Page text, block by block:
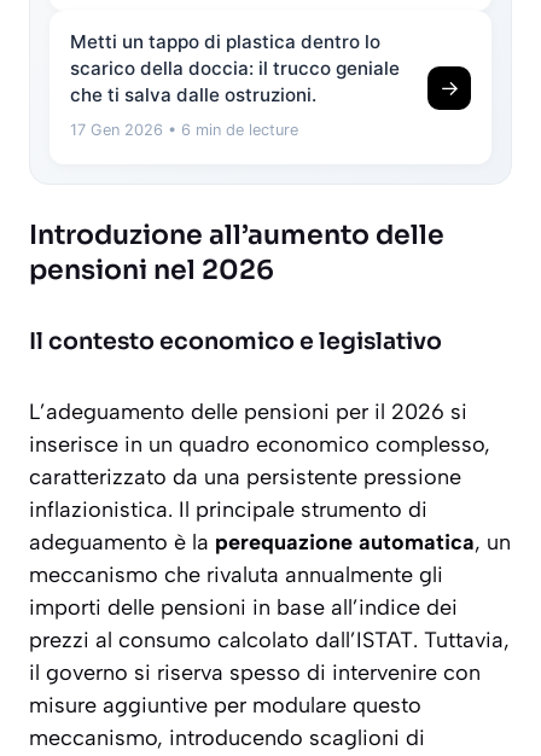
Metti un tappo di plastica dentro lo
scarico della doccia: il trucco geniale
che ti salva dalle ostruzioni.
17 Gen 2026 • 6 min de lecture
→
Introduzione all’aumento delle
pensioni nel 2026
Il contesto economico e legislativo
L’adeguamento delle pensioni per il 2026 si
inserisce in un quadro economico complesso,
caratterizzato da una persistente pressione
inflazionistica. Il principale strumento di
adeguamento è la perequazione automatica, un
meccanismo che rivaluta annualmente gli
importi delle pensioni in base all’indice dei
prezzi al consumo calcolato dall’ISTAT. Tuttavia,
il governo si riserva spesso di intervenire con
misure aggiuntive per modulare questo
meccanismo, introducendo scaglioni di